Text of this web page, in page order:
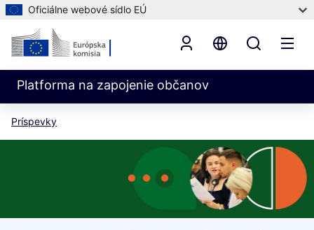
Oficiálne webové sídlo EÚ
Platforma na zapojenie občanov
Príspevky